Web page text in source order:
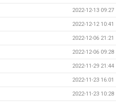
2022-12-13 09:27
2022-12-12 10:41
2022-12-06 21:21
2022-12-06 09:28
2022-11-29 21:44
2022-11-23 16:01
2022-11-23 10:28